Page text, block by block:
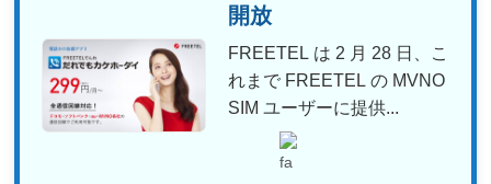
開放
FREETEL は 2 月 28 日、こ
れまで FREETEL の MVNO
SIM ユーザーに提供...